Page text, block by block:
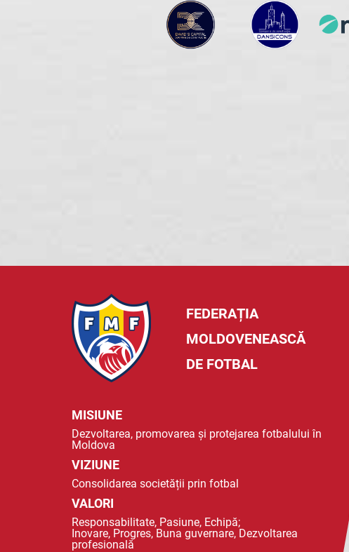
FEDERAȚIA
MOLDOVENEASCĂ
DE FOTBAL
MISIUNE
Dezvoltarea, promovarea și protejarea fotbalului în
Moldova
VIZIUNE
Consolidarea societății prin fotbal
VALORI
Responsabilitate, Pasiune, Echipă;
Inovare, Progres, Buna guvernare, Dezvoltarea
profesională